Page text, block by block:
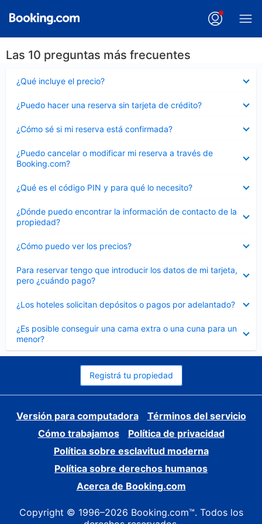
Las 10 preguntas más frecuentes
¿Qué incluye el precio?
cerrado
¿Puedo hacer una reserva sin tarjeta de crédito?
cerrado
¿Cómo sé si mi reserva está confirmada?
cerrado
¿Puedo cancelar o modificar mi reserva a través de
Booking.com?
cerrado
¿Qué es el código PIN y para qué lo necesito?
cerrado
¿Dónde puedo encontrar la información de contacto de la
propiedad?
cerrado
¿Cómo puedo ver los precios?
cerrado
Para reservar tengo que introducir los datos de mi tarjeta,
pero ¿cuándo pago?
cerrado
¿Los hoteles solicitan depósitos o pagos por adelantado?
cerrado
¿Es posible conseguir una cama extra o una cuna para un
menor?
cerrado
Registrá tu propiedad
Versión para computadora
Términos del servicio
Cómo trabajamos
Política de privacidad
Política sobre esclavitud moderna
Política sobre derechos humanos
Acerca de Booking.com
Copyright © 1996–2026 Booking.com™. Todos los